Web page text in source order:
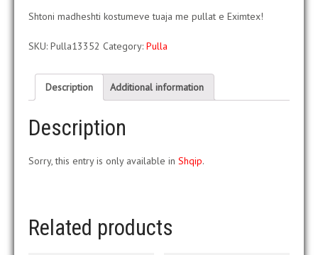
Shtoni madheshti kostumeve tuaja me pullat e Eximtex!
SKU: Pulla13352 Category: Pulla
Description Additional information
Description
Sorry, this entry is only available in Shqip.
Related products